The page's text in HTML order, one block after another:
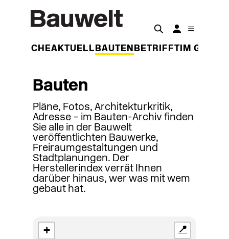
WOCHEAKTUELL BAUTEN BETRIFFT IM
Bauten
Pläne, Fotos, Architekturkritik,
Adresse – im Bauten-Archiv finden
Sie alle in der Bauwelt
veröffentlichten Bauwerke,
Freiraumgestaltungen und
Stadtplanungen. Der
Herstellerindex verrät Ihnen
darüber hinaus, wer was mit wem
gebaut hat.
+
📍